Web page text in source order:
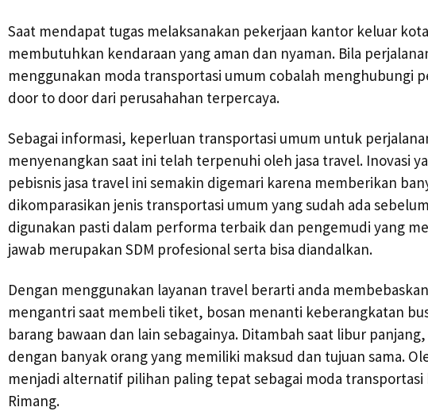
Saat mendapat tugas melaksanakan pekerjaan kantor keluar
membutuhkan kendaraan yang aman dan nyaman. Bila
menggunakan moda transportasi umum cobalah menghubungi
door to door dari perusahahan terpercaya.
Sebagai informasi, keperluan transportasi umum untuk
menyenangkan saat ini telah terpenuhi oleh jasa travel. Inovasi
pebisnis jasa travel ini semakin digemari karena memberikan
dikomparasikan jenis transportasi umum yang sudah ada
digunakan pasti dalam performa terbaik dan pengemudi yang
jawab merupakan SDM profesional serta bisa diandalkan.
Dengan menggunakan layanan travel berarti anda
mengantri saat membeli tiket, bosan menanti keberangkatan
barang bawaan dan lain sebagainya. Ditambah saat libur
dengan banyak orang yang memiliki maksud dan tujuan sama.
menjadi alternatif pilihan paling tepat sebagai moda transportasi
Rimang.